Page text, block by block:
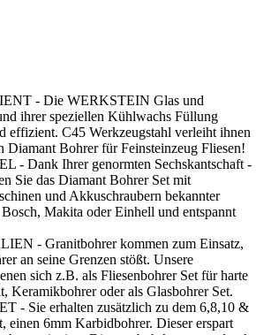
- Die WERKSTEIN Glas und
ihrer speziellen Kühlwachs Füllung
effizient. C45 Werkzeugstahl verleiht ihnen
Diamant Bohrer für Feinsteinzeug Fliesen!
- Dank Ihrer genormten Sechskantschaft -
Sie das Diamant Bohrer Set mit
und Akkuschraubern bekannter
Makita oder Einhell und entspannt
- Granitbohrer kommen zum Einsatz,
an seine Grenzen stößt. Unsere
sich z.B. als Fliesenbohrer Set für harte
Keramikbohrer oder als Glasbohrer Set.
- Sie erhalten zusätzlich zu dem 6,8,10 &
einen 6mm Karbidbohrer. Dieser erspart